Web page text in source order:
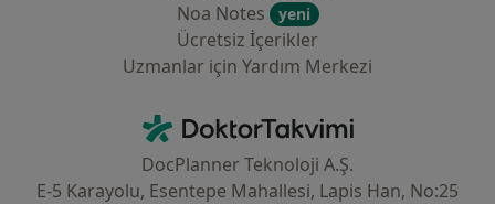
Noa Notes
yeni
Ücretsiz İçerikler
Uzmanlar için Yardım Merkezi
DoktorTakvimi - Ana Sayfa
DocPlanner Teknoloji A.Ş.
E-5 Karayolu, Esentepe Mahallesi, Lapis Han, No:25